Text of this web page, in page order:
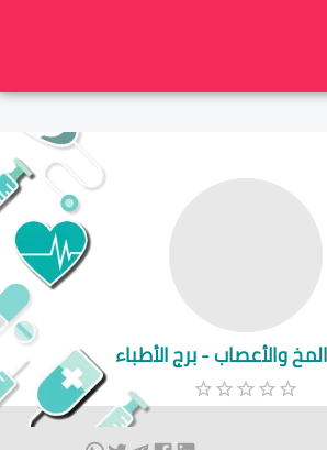
والأعصاب - برج الأطباء